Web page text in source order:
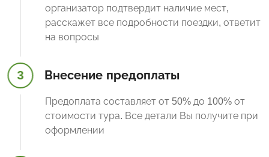
организатор подтвердит наличие мест,
расскажет все подробности поездки, ответит
на вопросы
3 Внесение предоплаты
Предоплата составляет от 50% до 100% от
стоимости тура. Все детали Вы получите при
оформлении